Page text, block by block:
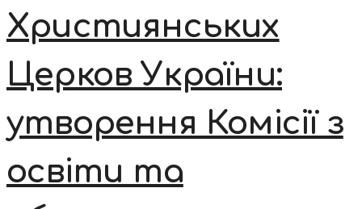
Християнських
Церков України:
утворення Комісії з
освіти та